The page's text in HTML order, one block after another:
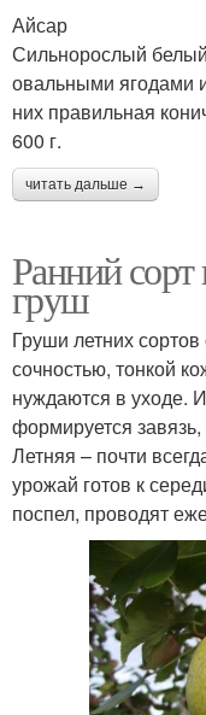
Айсар
Сильнорослый
овальными ягодами
них правильная
600 г.
читать дальше →
Ранний
груш
Груши летних сортов
сочностью, тонкой
нуждаются в уходе.
формируется
Летняя – почти
урожай готов к
поспел, проводят